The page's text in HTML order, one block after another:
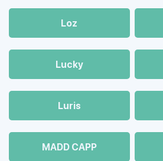
Loz
Lucky
Luris
MADD CAPP